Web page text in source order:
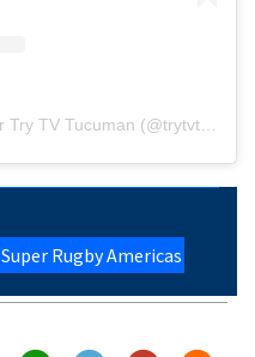
Super Rugby Americas